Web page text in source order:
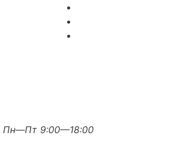
Пн—Пт 9:00—18:00